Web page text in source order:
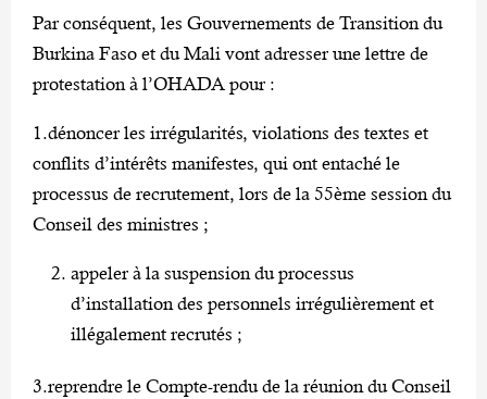
Par conséquent, les Gouvernements de Transition du
Burkina Faso et du Mali vont adresser une lettre de
protestation à l’OHADA pour :
1.dénoncer les irrégularités, violations des textes et
conflits d’intérêts manifestes, qui ont entaché le
processus de recrutement, lors de la 55ème session du
Conseil des ministres ;
appeler à la suspension du processus
d’installation des personnels irrégulièrement et
illégalement recrutés ;
3.reprendre le Compte-rendu de la réunion du Conseil